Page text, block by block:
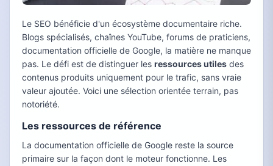
Le SEO bénéficie d'un écosystème documentaire riche.
Blogs spécialisés, chaînes YouTube, forums de praticiens,
documentation officielle de Google, la matière ne manque
pas. Le défi est de distinguer les ressources utiles des
contenus produits uniquement pour le trafic, sans vraie
valeur ajoutée. Voici une sélection orientée terrain, pas
notoriété.
Les ressources de référence
La documentation officielle de Google reste la source
primaire sur la façon dont le moteur fonctionne. Les